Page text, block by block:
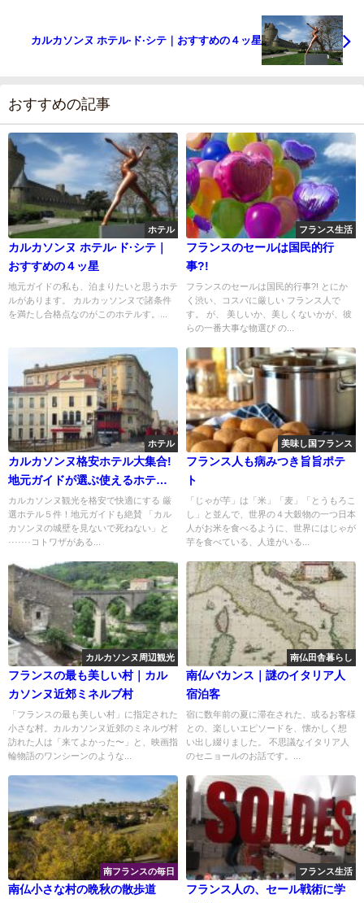
カルカソンヌ ホテル·ド·シテ｜おすすめの４ッ星
おすすめの記事
ホテル
カルカソンヌ ホテル·ド·シテ｜
おすすめの４ッ星
地元ガイドの私も、泊まりたいと思うホテ
ルがあります。 カルカッソンヌで諸条件
を満たし合格点なのがこのホテルす。...
フランス生活
フランスのセールは国民的行
事?!
フランスのセールは国民的行事?! とにか
く渋い、コスパに厳しい フランス人で
す。 が、 美しいか、美しくないかが、彼
らの一番大事な物選び の...
ホテル
カルカソンヌ格安ホテル大集合!
地元ガイドが選ぶ使えるホテル5
選
カルカソンヌ観光を格安で快適にする 厳
選ホテル５件！地元ガイドも絶賛 「カル
カソンヌの城壁を見ないで死ねない」と
·······コトワザがある...
美味し国フランス
フランス人も病みつき旨旨ポテ
ト
「じゃが芋」は「米」「麦」「とうもろこ
し」と並んで、世界の４大穀物の一つ日本
人がお米を食べるように、世界にはじゃが
芋を食べている、人達がいる...
カルカソンヌ周辺観光
フランスの最も美しい村｜カル
カソンヌ近郊ミネルブ村
「フランスの最も美しい村」に指定された
小さな村。カルカソンヌ近郊のミネルヴ村
訪れた人は「来てよかった〜」と、映画指
輪物語のワンシーンのような...
南仏田舎暮らし
南仏バカンス｜謎のイタリア人
宿泊客
宿に数年前の夏に滞在された、或るお客様
との、楽しいエピソードを、懐かしく想
い出し綴りました。 不思議なイタリア人
のセニョールのお話です。...
南フランスの毎日
南仏小さな村の晩秋の散歩道
フランス生活
フランス人の、セール戦術に学